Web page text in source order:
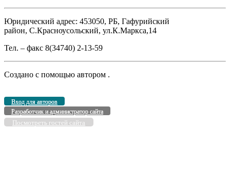
Юридический адрес: 453050, РБ, Гафурийский
район, С.Красноусольский, ул.К.Маркса,14
Тел. – факс 8(34740) 2-13-59
Создано с помощью автором .
Вход для авторов
Разработчик и администратор сайта
Посмотреть гостей сайта